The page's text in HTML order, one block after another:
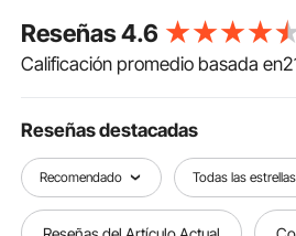
que permiten disparar desde
Una cómoda abertura superior
fotografías desde arriba sin
fotográfica.
configuración creativa con
de PP impermeables
(negro/blanco/naranja/rojo/
Reseñas4.6
Calificación promedio basada
Reseñas destacadas
Recomendado Todas las estrellas